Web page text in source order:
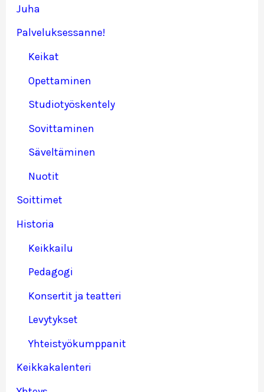
Juha
Palveluksessanne!
Keikat
Opettaminen
Studiotyöskentely
Sovittaminen
Säveltäminen
Nuotit
Soittimet
Historia
Keikkailu
Pedagogi
Konsertit ja teatteri
Levytykset
Yhteistyökumppanit
Keikkakalenteri